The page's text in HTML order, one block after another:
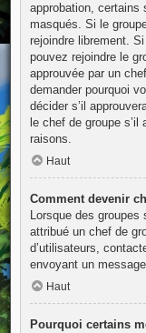
approbation, certains
masqués. Si le
rejoindre librement.
pouvez rejoindre le
approuvée par un
demander pourquoi
décider s’il
le chef de groupe
raisons.
Haut
Comment devenir
Lorsque des groupes
attribué un chef de
d’utilisateurs,
envoyant un
Haut
Pourquoi certains